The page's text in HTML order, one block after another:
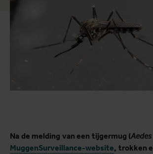
Na de melding van een tijgermug (
MuggenSurveillance-website, trokken